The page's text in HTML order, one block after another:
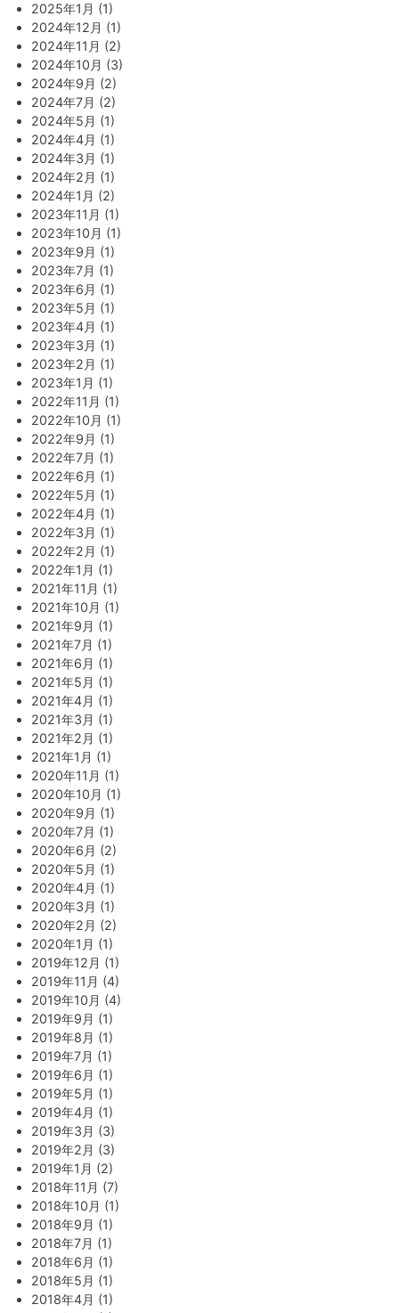
2025年1月 (1)
2024年12月 (1)
2024年11月 (2)
2024年10月 (3)
2024年9月 (2)
2024年7月 (2)
2024年5月 (1)
2024年4月 (1)
2024年3月 (1)
2024年2月 (1)
2024年1月 (2)
2023年11月 (1)
2023年10月 (1)
2023年9月 (1)
2023年7月 (1)
2023年6月 (1)
2023年5月 (1)
2023年4月 (1)
2023年3月 (1)
2023年2月 (1)
2023年1月 (1)
2022年11月 (1)
2022年10月 (1)
2022年9月 (1)
2022年7月 (1)
2022年6月 (1)
2022年5月 (1)
2022年4月 (1)
2022年3月 (1)
2022年2月 (1)
2022年1月 (1)
2021年11月 (1)
2021年10月 (1)
2021年9月 (1)
2021年7月 (1)
2021年6月 (1)
2021年5月 (1)
2021年4月 (1)
2021年3月 (1)
2021年2月 (1)
2021年1月 (1)
2020年11月 (1)
2020年10月 (1)
2020年9月 (1)
2020年7月 (1)
2020年6月 (2)
2020年5月 (1)
2020年4月 (1)
2020年3月 (1)
2020年2月 (2)
2020年1月 (1)
2019年12月 (1)
2019年11月 (4)
2019年10月 (4)
2019年9月 (1)
2019年8月 (1)
2019年7月 (1)
2019年6月 (1)
2019年5月 (1)
2019年4月 (1)
2019年3月 (3)
2019年2月 (3)
2019年1月 (2)
2018年11月 (7)
2018年10月 (1)
2018年9月 (1)
2018年7月 (1)
2018年6月 (1)
2018年5月 (1)
2018年4月 (1)